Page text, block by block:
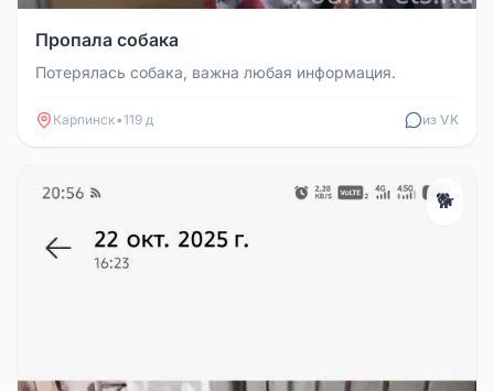
Пропала собака
Потерялась собака, важна любая информация.
Карпинск•119 д из VK
🐕